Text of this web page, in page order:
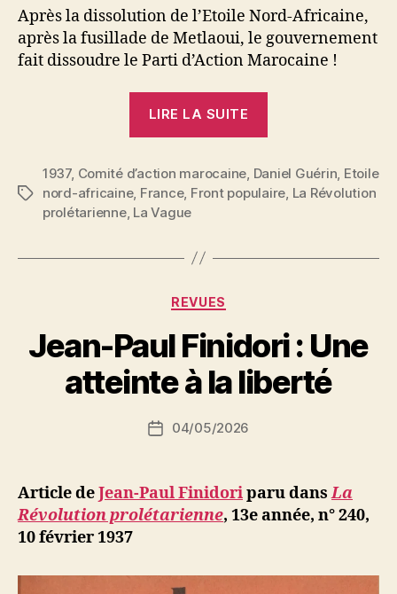
Après la dissolution de l’Etoile Nord-Africaine,
après la fusillade de Metlaoui, le gouvernement
fait dissoudre le Parti d’Action Marocaine !
LIRE LA SUITE
De
mieux
Étiquettes
1937, Comité d’action marocaine Daniel Guérin Etoile
nord-africaine, France, Front populaire La Révolution
prolétarienne, La Vague
Catégories
REVUES
Jean-Paul Finidori : Une
atteinte à la liberté
Auteur
de
P
a
N
ji
b
Date04/05/2026
Article deJean-Paul Finidoriparu dansLa
Révolution prolétarienne, 13e année, n° 240,
10 février 1937